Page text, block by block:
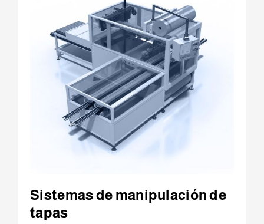
Sistemas de manipulación de
tapas